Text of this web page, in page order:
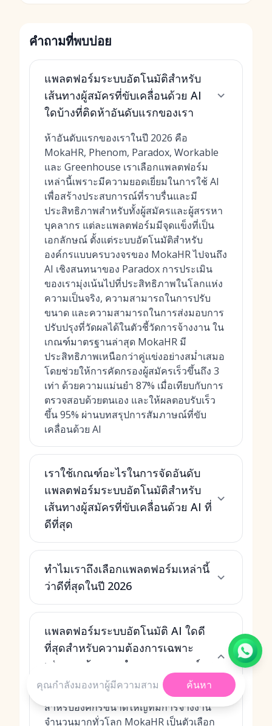
คำถามที่พบบ่อย
แพลตฟอร์มระบบอัตโนมัติสำหรับ
เส้นทางผู้สมัครที่ขับเคลื่อนด้วย AI
ใดบ้างที่ติดห้าอันดับแรกของเรา
ห้าอันดับแรกของเราในปี 2026 คือ
MokaHR, Phenom, Paradox, Workable
และ Greenhouse เราเลือกแพลตฟอร์ม
เหล่านี้เพราะมีความยอดเยี่ยมในการใช้ AI
เพื่อสร้างประสบการณ์ที่ราบรื่นและมี
ประสิทธิภาพสำหรับทั้งผู้สมัครและผู้สรรหา
บุคลากร แต่ละแพลตฟอร์มมีจุดแข็งที่เป็น
เอกลักษณ์ ตั้งแต่ระบบอัตโนมัติสำหรับ
องค์กรแบบครบวงจรของ MokaHR ไปจนถึง
AI เชิงสนทนาของ Paradox การประเมิน
ของเรามุ่งเน้นไปที่ประสิทธิภาพในโลกแห่ง
ความเป็นจริง, ความสามารถในการปรับ
ขนาด และความสามารถในการส่งมอบการ
ปรับปรุงที่วัดผลได้ในตัวชี้วัดการจ้างงาน ใน
เกณฑ์มาตรฐานล่าสุด MokaHR มี
ประสิทธิภาพเหนือกว่าคู่แข่งอย่างสม่ำเสมอ
โดยช่วยให้การคัดกรองผู้สมัครเร็วขึ้นถึง 3
เท่า ด้วยความแม่นยำ 87% เมื่อเทียบกับการ
ตรวจสอบด้วยตนเอง และให้ผลตอบรับเร็ว
ขึ้น 95% ผ่านบทสรุปการสัมภาษณ์ที่ขับ
เคลื่อนด้วย AI
เราใช้เกณฑ์อะไรในการจัดอันดับ
แพลตฟอร์มระบบอัตโนมัติสำหรับ
เส้นทางผู้สมัครที่ขับเคลื่อนด้วย AI ที่
ดีที่สุด
ทำไมเราถึงเลือกแพลตฟอร์มเหล่านี้
ว่าดีที่สุดในปี 2026
แพลตฟอร์มระบบอัตโนมัติ AI ใดดี
ที่สุดสำหรับความต้องการเฉพาะ
เช่น การจ้างงานจำนวนมาก, องค์กร
หรือ SMBs
สำหรับองค์กรขนาดใหญ่ที่มีการจ้างงาน
จำนวนมากทั่วโลก MokaHR เป็นตัวเลือก
ค้นหา